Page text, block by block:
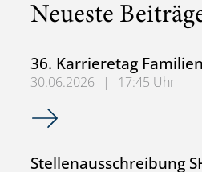
Neueste
36. Karrieretag
30.06.2026 |
17:45 Uhr
36. Karrieretag
Stellenausschreibung